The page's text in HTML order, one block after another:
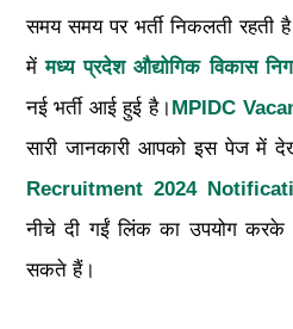
समय समय पर भर्ती निकलती रहती
मेंमध्य प्रदेश औद्योगिक विकास
नई भर्ती आई हुई है। MPIDC
सारी जानकारी आपको इस पेज में
Recruitment 2024
नीचे दी गईं लिंक का उपयोग करके
सकते हैं।